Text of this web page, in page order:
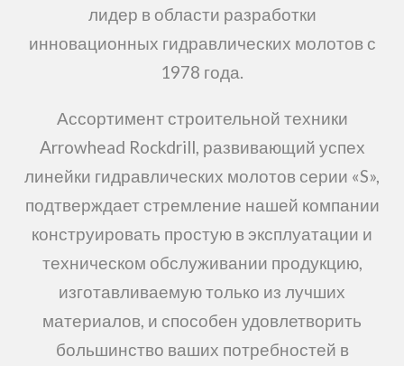
лидер в области разработки
инновационных гидравлических молотов с
1978 года.
Ассортимент строительной техники
Arrowhead Rockdrill, развивающий успех
линейки гидравлических молотов серии «S»,
подтверждает стремление нашей компании
конструировать простую в эксплуатации и
техническом обслуживании продукцию,
изготавливаемую только из лучших
материалов, и способен удовлетворить
большинство ваших потребностей в